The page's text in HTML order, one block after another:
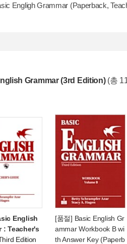
Engligh Grammar (Paperback,
Grammar (3rd Edition) (총
English
: Teacher's
Edition
[품절] Basic English Gr
ammar Workbook B wi
th Answer Key (Paperb